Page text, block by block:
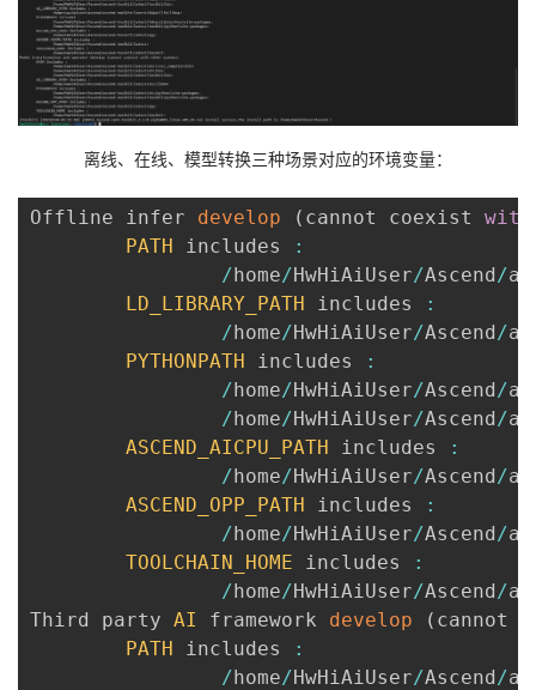
离线、在线、模型转换三种场景对应的环境变量：
Offline infer develop ( cannot coexist with
PATH includes
:
/home/HwHiAiUser/Ascend /
LD_LIBRARY_PATH includes
:
/home/HwHiAiUser/Ascend /
PYTHONPATH includes
:
/home/HwHiAiUser/Ascend /
/home/HwHiAiUser/Ascend /
ASCEND_AICPU_PATH includes
:
/home/HwHiAiUser/Ascend /
ASCEND_OPP_PATH includes
:
/home/HwHiAiUser/Ascend /
TOOLCHAIN_HOME includes
:
/home/HwHiAiUser/Ascend /
Third party AI framework develop ( cannot
PATH includes
:
/home/HwHiAiUser/Ascend /